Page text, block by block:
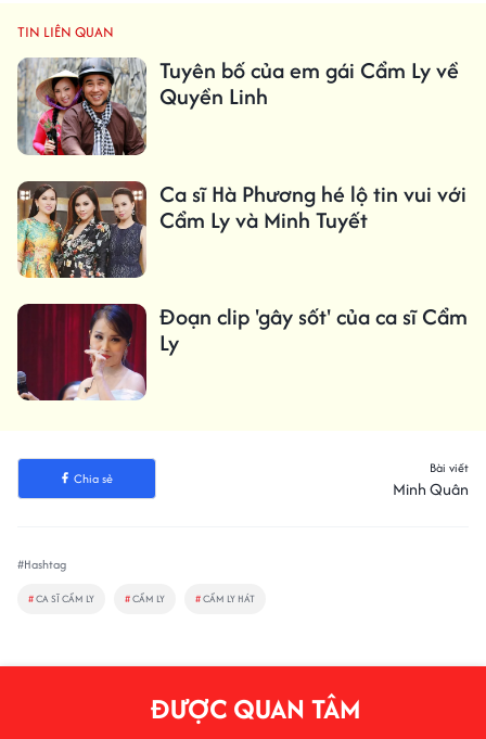
TIN LIÊN QUAN
Tuyên bố của em gái Cẩm Ly về
Quyền Linh
Ca sĩ Hà Phương hé lộ tin vui với
Cẩm Ly và Minh Tuyết
Đoạn clip 'gây sốt' của ca sĩ Cẩm
Ly
Chia sẻ
Bài viết
Minh Quân
#Hashtag
#CA SĨ CẨM LY #CẨM LY #CẨM LY HÁT
ĐƯỢC QUAN TÂM